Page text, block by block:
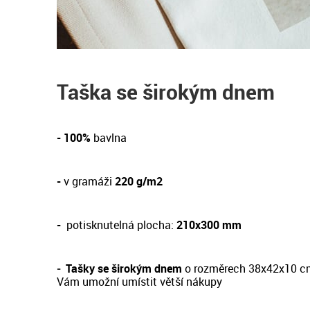
Taška se širokým dnem
- 100% bavlna
-v gramáži 220 g/m2
- potisknutelná plocha: 210x300 mm
- Tašky se širokým dnem o rozměrech 38x42x10
Vám umožní umístit větší nákupy